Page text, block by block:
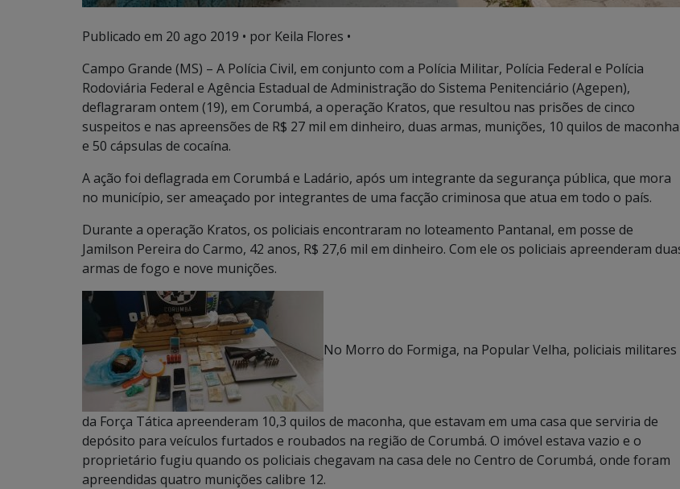
Publicado em 20 ago 2019 • por Keila Flores •
Campo Grande (MS) – A Polícia Civil, em conjunto com a Polícia Militar, Polícia Federal e Polícia
Rodoviária Federal e Agência Estadual de Administração do Sistema Penitenciário (Agepen),
deflagraram ontem (19), em Corumbá, a operação Kratos, que resultou nas prisões de cinco
suspeitos e nas apreensões de R$ 27 mil em dinheiro, duas armas, munições, 10 quilos de maconha
e 50 cápsulas de cocaína.
A ação foi deflagrada em Corumbá e Ladário, após um integrante da segurança pública, que mora
no município, ser ameaçado por integrantes de uma facção criminosa que atua em todo o país.
Durante a operação Kratos, os policiais encontraram no loteamento Pantanal, em posse de
Jamilson Pereira do Carmo, 42 anos, R$ 27,6 mil em dinheiro. Com ele os policiais apreenderam
armas de fogo e nove munições.
No Morro do Formiga, na Popular Velha, policiais militares
da Força Tática apreenderam 10,3 quilos de maconha, que estavam em uma casa que serviria de
depósito para veículos furtados e roubados na região de Corumbá. O imóvel estava vazio e o
proprietário fugiu quando os policiais chegavam na casa dele no Centro de Corumbá, onde foram
apreendidas quatro munições calibre 12.